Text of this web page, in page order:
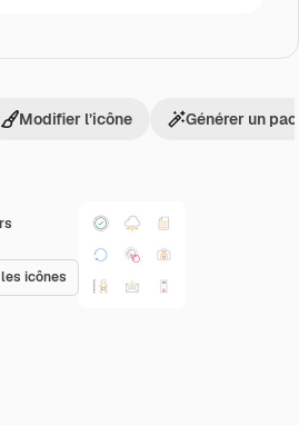
icônes
Modifier l’icône Générer un